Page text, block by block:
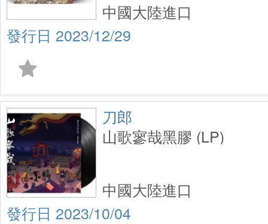
2023/12/29
中國大陸進口
刀郎
山歌寥哉黑膠 (LP)
2023/10/04
中國大陸進口